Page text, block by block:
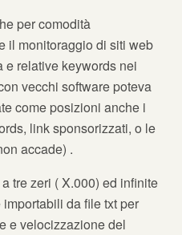
per comodità
il monitoraggio di siti web
e relative keywords nei
vecchi software poteva
come posizioni anche i
link sponsorizzati, o le
accade) .
tre zeri ( X.000) ed infinite
da file txt per
e velocizzazione del